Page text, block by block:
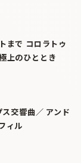
まで コロラトゥ
上のひととき
ス交響曲／ アンド
ィル